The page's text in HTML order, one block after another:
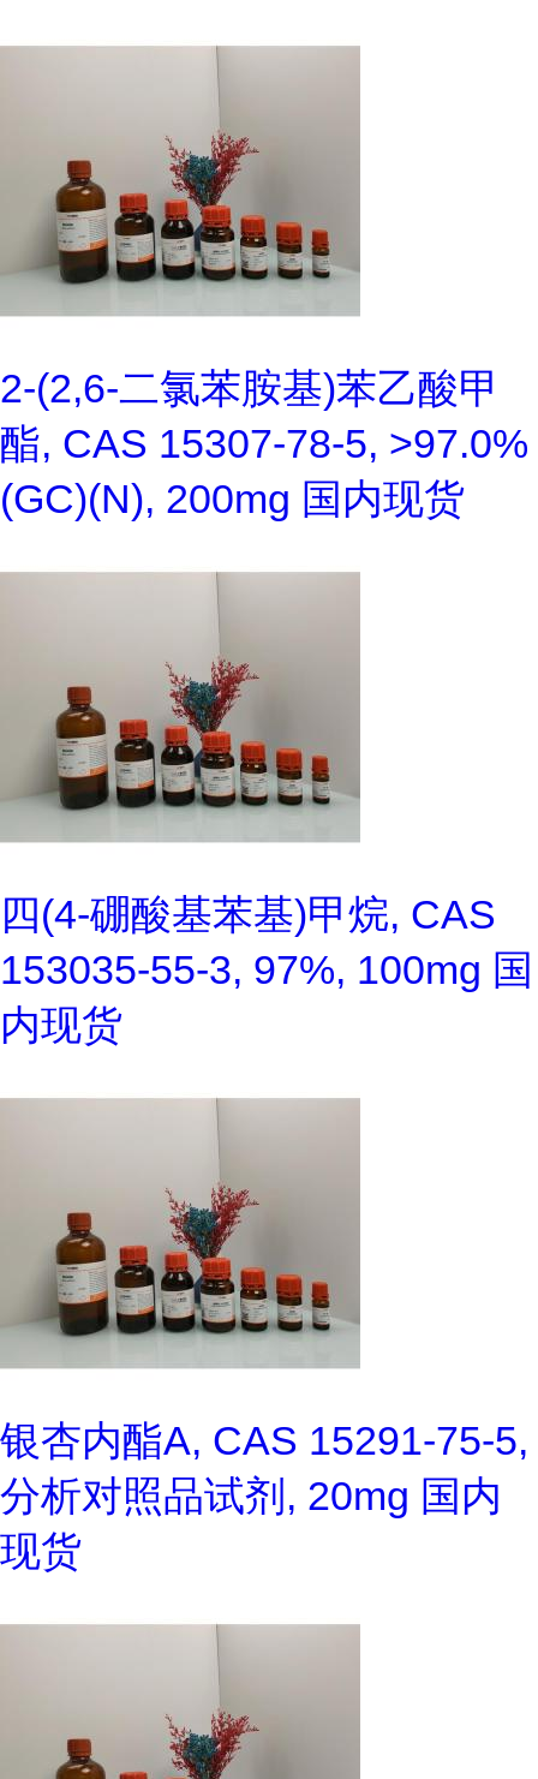
2-(2,6-二氯苯胺基)苯乙酸甲
酯, CAS 15307-78-5, >97.0%
(GC)(N), 200mg 国内现货
四(4-硼酸基苯基)甲烷, CAS
153035-55-3, 97%, 100mg 国
内现货
银杏内酯A, CAS 15291-75-5,
分析对照品试剂, 20mg 国内
现货